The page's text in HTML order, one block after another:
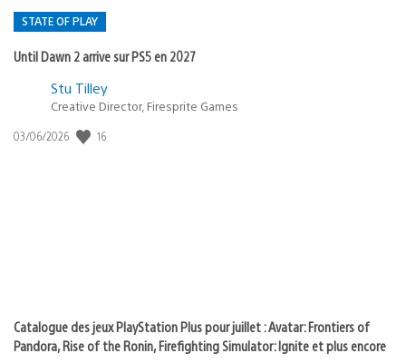
STATE OF PLAY
Until Dawn 2 arrive sur PS5 en 2027
Postée
:
Stu Tilley
Creative Director, Firesprite Games
Date
03/06/2026 16
Catalogue des jeux PlayStation Plus pour juillet : Avatar: Frontiers of
Pandora, Rise of the Ronin, Firefighting Simulator: Ignite et plus encore